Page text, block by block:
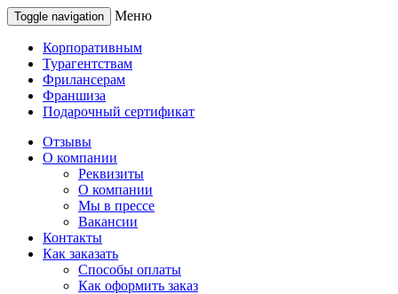
Toggle navigation Меню
Корпоративным
Турагентствам
Фрилансерам
Франшиза
Подарочный сертификат
Отзывы
О компании
Реквизиты
О компании
Мы в прессе
Вакансии
Контакты
Как заказать
Способы оплаты
Как оформить заказ